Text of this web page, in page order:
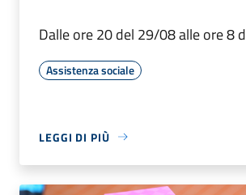
Dalle ore 20 del 29/08 alle ore 8
Assistenza sociale
LEGGI DI PIÙ